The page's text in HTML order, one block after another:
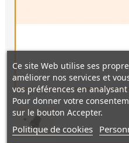
Ce site Web utilise ses
améliorer nos services et
vos préférences en
Pour donner votre
sur le bouton Accepter.
Politique de cookies